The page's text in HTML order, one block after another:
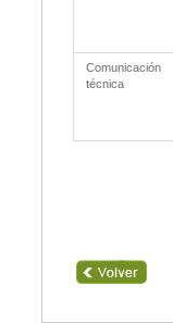
Comunicación
técnica